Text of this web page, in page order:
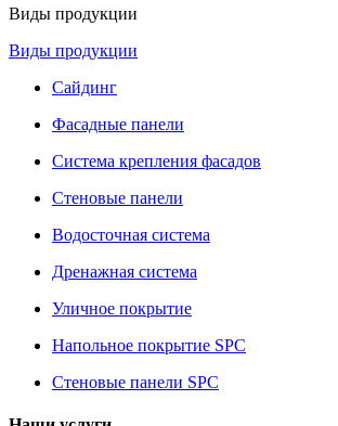
Виды продукции
Виды продукции
Сайдинг
Фасадные панели
Система крепления фасадов
Стеновые панели
Водосточная система
Дренажная система
Уличное покрытие
Напольное покрытие SPC
Стеновые панели SPC